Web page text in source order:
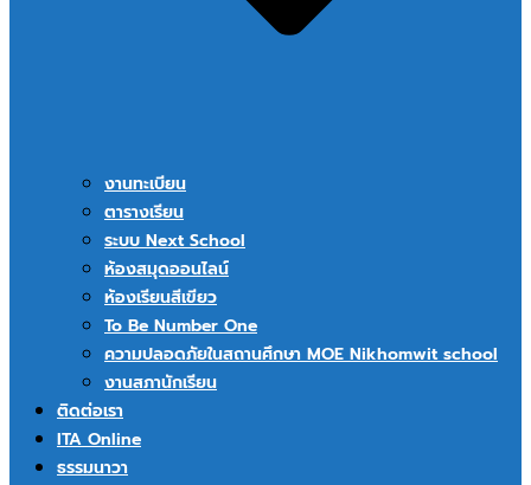
งานทะเบียน
ตารางเรียน
ระบบ Next School
ห้องสมุดออนไลน์
ห้องเรียนสีเขียว
To Be Number One
ความปลอดภัยในสถานศึกษา MOE Nikhomwit school
งานสภานักเรียน
ติดต่อเรา
ITA Online
ธรรมนาวา